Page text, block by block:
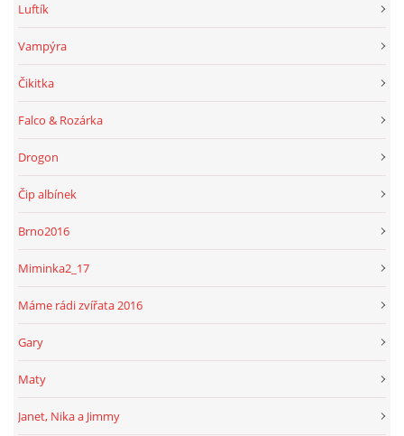
Luftík
Vampýra
Čikitka
Falco & Rozárka
Drogon
Čip albínek
Brno2016
Miminka2_17
Máme rádi zvířata 2016
Gary
Maty
Janet, Nika a Jimmy